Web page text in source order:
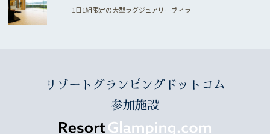
1日1組限定の大型ラグジュアリーヴィラ
リゾートグランピングドットコム
参加施設